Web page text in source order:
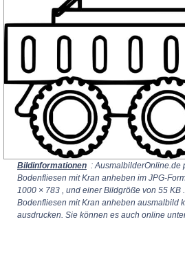
Bildinformationen : AusmalbilderOnline.de
Bodenfliesen mit Kran anheben im JPG-
1000 × 783 , und einer Bildgröße von 55
Bodenfliesen mit Kran anheben ausmalbild
ausdrucken. Sie können es auch online